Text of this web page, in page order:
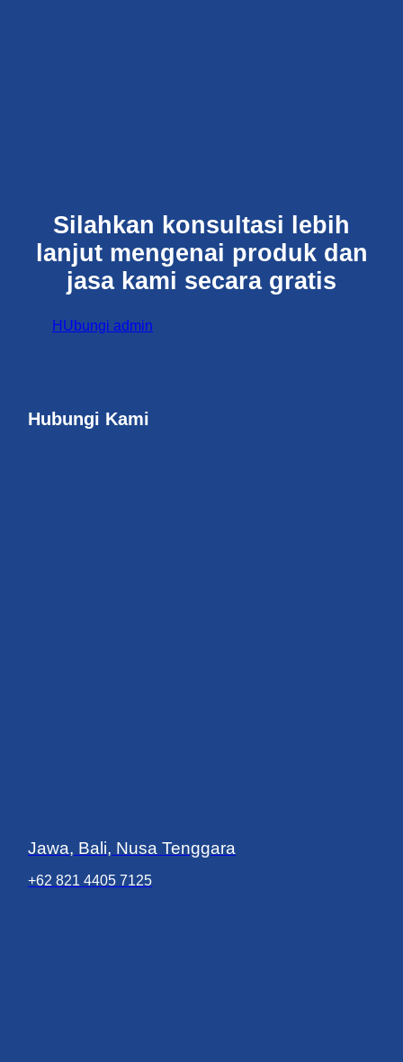
Silahkan konsultasi lebih
lanjut mengenai produk dan
jasa kami secara gratis
HUbungi admin
Hubungi Kami
Jawa, Bali, Nusa Tenggara
+62 821 4405 7125